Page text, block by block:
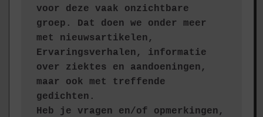
voor deze vaak onzichtbare
groep. Dat doen we onder meer
met nieuwsartikelen,
Ervaringsverhalen, informatie
over ziektes en aandoeningen,
maar ook met treffende
gedichten.
Heb je vragen en/of opmerkingen,